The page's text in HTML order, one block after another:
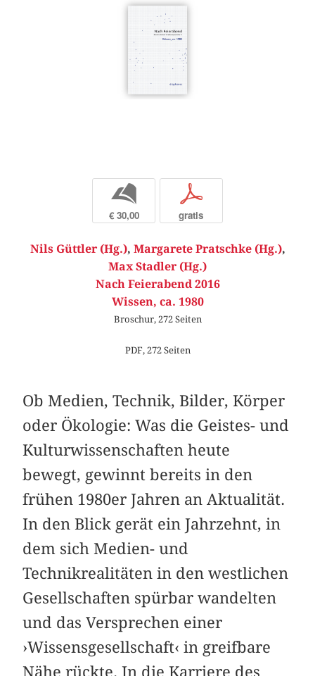
b
€ 30,00
p
gratis
Nils Güttler (Hg.), Margarete Pratschke (Hg.),
Max Stadler (Hg.)
Nach Feierabend 2016
Wissen, ca. 1980
Broschur, 272 Seiten
PDF, 272 Seiten
Ob Medien, Technik, Bilder, Körper
oder Ökologie: Was die Geistes- und
Kulturwissenschaften heute
bewegt, gewinnt bereits in den
frühen 1980er Jahren an Aktualität.
In den Blick gerät ein Jahrzehnt, in
dem sich Medien- und
Technikrealitäten in den westlichen
Gesellschaften spürbar wandelten
und das Versprechen einer
›Wissensgesellschaft‹ in greifbare
Nähe rückte. In die Karriere des